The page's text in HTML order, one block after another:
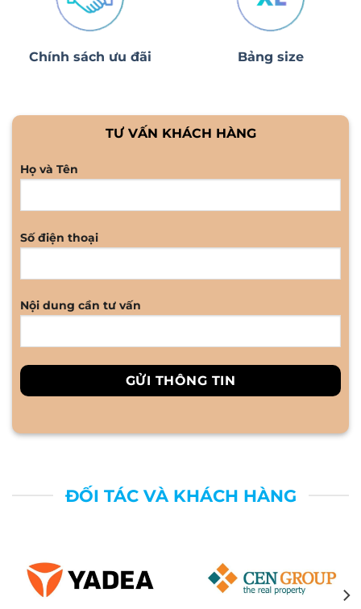
Chính sách ưu đãi Bảng size
TƯ VẤN KHÁCH HÀNG
Họ và Tên
Số điện thoại
Nội dung cần tư vấn
ĐỐI TÁC VÀ KHÁCH HÀNG